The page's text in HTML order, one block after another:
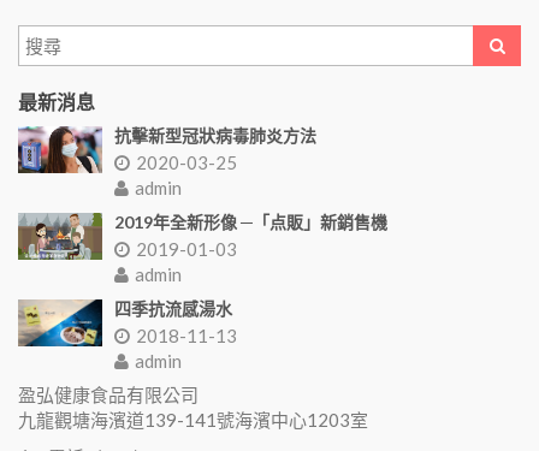
最新消息
抗擊新型冠狀病毒肺炎方法
2020-03-25
admin
2019年全新形像 ─「点販」新銷售機
2019-01-03
admin
四季抗流感湯水
2018-11-13
admin
盈弘健康食品有限公司
九龍觀塘海濱道139-141號海濱中心1203室